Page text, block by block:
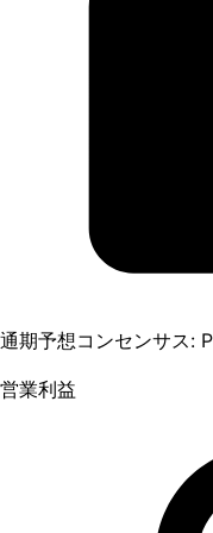
通期予想コンセンサス:
営業利益